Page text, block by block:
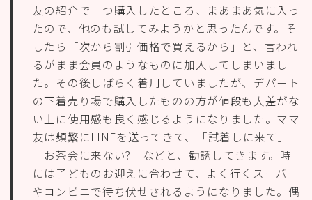
友の紹介で一つ購入したところ、まあまあ気に入っ
たので、他のも試してみようかと思ったんです。そ
したら「次から割引価格で買えるから」と、言われ
るがまま会員のようなものに加入してしまいまし
た。その後しばらく着用していましたが、デパート
の下着売り場で購入したものの方が値段も大差がな
い上に使用感も良く感じるようになりました。ママ
友は頻繁にLINEを送ってきて、「試着しに来て」
「お茶会に来ない?」などと、勧誘してきます。時
には子どものお迎えに合わせて、よく行くスーパー
やコンビニで待ち伏せされるようになりました。偶